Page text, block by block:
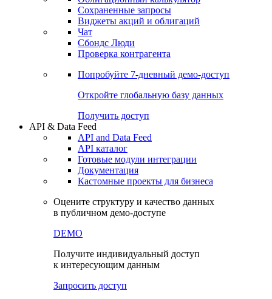
Сохраненные запросы
Виджеты акций и облигаций
Чат
Сбондс Люди
Проверка контрагента
Попробуйте 7-дневный демо-доступ
Откройте глобальную базу данных
Получить доступ
API & Data Feed
API and Data Feed
API каталог
Готовые модули интеграции
Документация
Кастомные проекты для бизнеса
Оцените структуру и качество данных
в публичном демо-доступе
DEMO
Получите индивидуальный доступ
к интересующим данным
Запросить доступ